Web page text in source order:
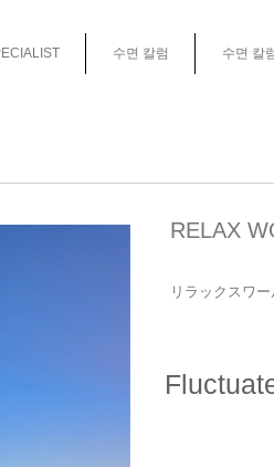
수면 칼럼 수면 칼
RELAX
リラックスワー